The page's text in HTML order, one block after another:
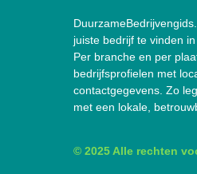
juiste bedrijf te vinden in
Per branche en per
bedrijfsprofielen met
contactgegevens. Zo
met een lokale,
© 2025 Alle rechten